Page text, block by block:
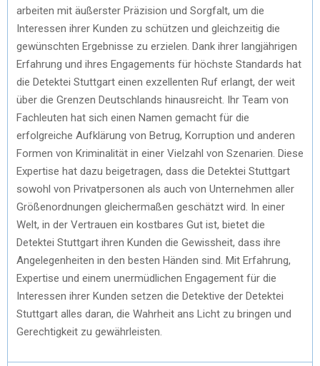
arbeiten mit äußerster Präzision und Sorgfalt, um die
Interessen ihrer Kunden zu schützen und gleichzeitig die
gewünschten Ergebnisse zu erzielen. Dank ihrer langjährigen
Erfahrung und ihres Engagements für höchste Standards hat
die Detektei Stuttgart einen exzellenten Ruf erlangt, der weit
über die Grenzen Deutschlands hinausreicht. Ihr Team von
Fachleuten hat sich einen Namen gemacht für die
erfolgreiche Aufklärung von Betrug, Korruption und anderen
Formen von Kriminalität in einer Vielzahl von Szenarien. Diese
Expertise hat dazu beigetragen, dass die Detektei Stuttgart
sowohl von Privatpersonen als auch von Unternehmen aller
Größenordnungen gleichermaßen geschätzt wird. In einer
Welt, in der Vertrauen ein kostbares Gut ist, bietet die
Detektei Stuttgart ihren Kunden die Gewissheit, dass ihre
Angelegenheiten in den besten Händen sind. Mit Erfahrung,
Expertise und einem unermüdlichen Engagement für die
Interessen ihrer Kunden setzen die Detektive der Detektei
Stuttgart alles daran, die Wahrheit ans Licht zu bringen und
Gerechtigkeit zu gewährleisten.